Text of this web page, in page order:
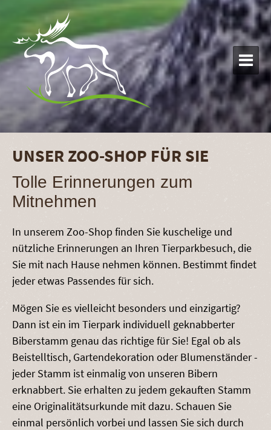

UNSER ZOO-SHOP FÜR SIE
Tolle Erinnerungen zum
Mitnehmen
In unserem Zoo-Shop finden Sie kuschelige und
nützliche Erinnerungen an Ihren Tierparkbesuch, die
Sie mit nach Hause nehmen können. Bestimmt findet
jeder etwas Passendes für sich.
Mögen Sie es vielleicht besonders und einzigartig?
Dann ist ein im Tierpark individuell geknabberter
Biberstamm genau das richtige für Sie! Egal ob als
Beistelltisch, Gartendekoration oder Blumenständer -
jeder Stamm ist einmalig von unseren Bibern
erknabbert. Sie erhalten zu jedem gekauften Stamm
eine Originalitätsurkunde mit dazu. Schauen Sie
einmal persönlich vorbei und lassen Sie sich durch